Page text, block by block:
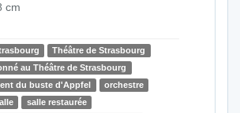
cm
Théâtre de Strasbourg
au Théâtre de Strasbourg
du buste d'Appfel
orchestre
salle restaurée